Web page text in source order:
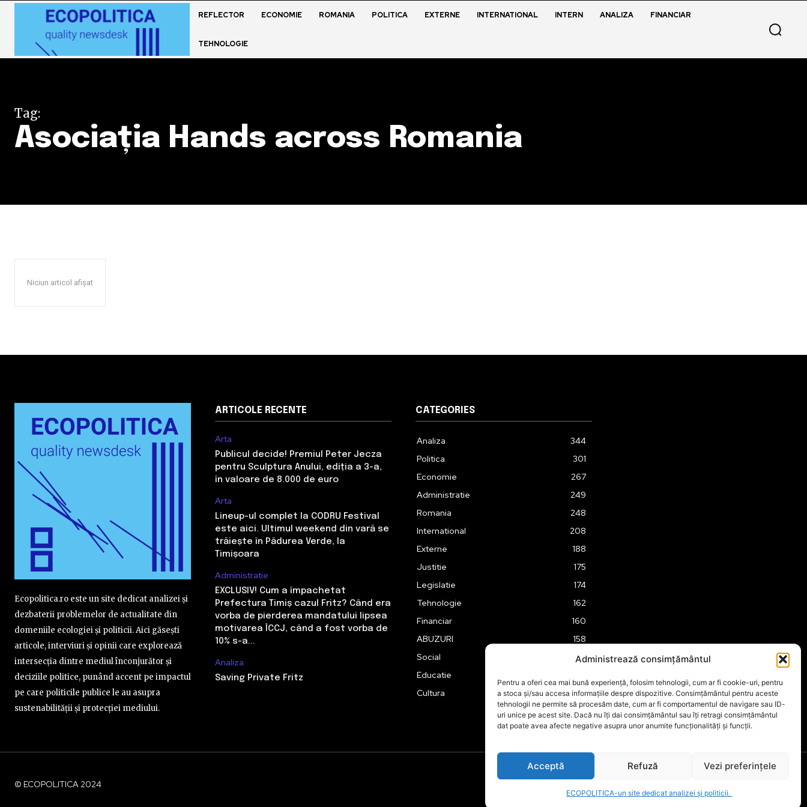
Administrează consimțământul
Pentru a oferi cea mai bună experiență, folosim tehnologii, cum ar fi cookie-uri, pentru
a stoca și/sau accesa informațiile despre dispozitive. Consimțământul pentru aceste
tehnologii ne permite să procesăm date, cum ar fi comportamentul de navigare sau ID-
uri unice pe acest site. Dacă nu îți dai consimțământul sau îți retragi consimțământul
dat poate avea afecte negative asupra unor anumite funcționalități și funcții.
Acceptă Refuză Vezi preferințele
ECOPOLITICA-un site dedicat analizei și politicii.
REFLECTOR ECONOMIE ROMANIA POLITICA EXTERNE INTERNATIONAL INTERN ANALIZA FINANCIAR
TEHNOLOGIE
Tag:
Asociația Hands across Romania
Niciun articol afișat
Ecopolitica.ro este un site dedicat analizei și
dezbaterii problemelor de actualitate din
domeniile ecologiei și politicii. Aici găsești
articole, interviuri și opinii care explorează
intersecția dintre mediul înconjurător și
deciziile politice, punând accent pe impactul
pe care politicile publice le au asupra
sustenabilității și protecției mediului.
ARTICOLE RECENTE
Arta
Publicul decide! Premiul Peter Jecza
pentru Sculptura Anului, ediția a 3-a,
în valoare de 8.000 de euro
Arta
Lineup-ul complet la CODRU Festival
este aici. Ultimul weekend din vară se
trăiește în Pădurea Verde, la
Timișoara
Administratie
EXCLUSIV! Cum a împachetat
Prefectura Timiș cazul Fritz? Când era
vorba de pierderea mandatului lipsea
motivarea ÎCCJ, când a fost vorba de
10% s-a...
Analiza
Saving Private Fritz
CATEGORIES
Analiza
344
Politica
301
Economie
267
Administratie
249
Romania
248
International
208
Externe
188
Justitie
175
Legislatie
174
Tehnologie
162
Financiar
160
ABUZURI
158
Social
157
Educatie
Cultura
149
© ECOPOLITICA 2024